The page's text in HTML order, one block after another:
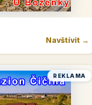
Navštívit →
REKLAMA